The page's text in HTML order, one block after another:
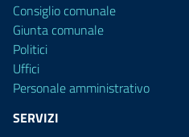
Consiglio comunale
Giunta comunale
Politici
Uffici
Personale amministrativo
SERVIZI